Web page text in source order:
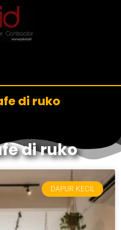
di ruko
di ruko
DAPUR KECIL